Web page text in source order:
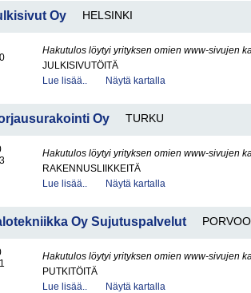
Oy HELSINKI
Hakutulos löytyi yrityksen omien www-sivujen
JULKISIVUTÖITÄ
Lue lisää..
Näytä kartalla
Oy TURKU
Hakutulos löytyi yrityksen omien www-sivujen
RAKENNUSLIIKKEITÄ
Lue lisää..
Näytä kartalla
Oy Sujutuspalvelut PORVOO
Hakutulos löytyi yrityksen omien www-sivujen
PUTKITÖITÄ
Lue lisää..
Näytä kartalla